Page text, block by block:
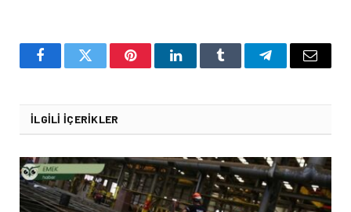
FacebookTwitter PinterestLinkedInTumblr TelegramEmail
İLGILI İÇERIKLER